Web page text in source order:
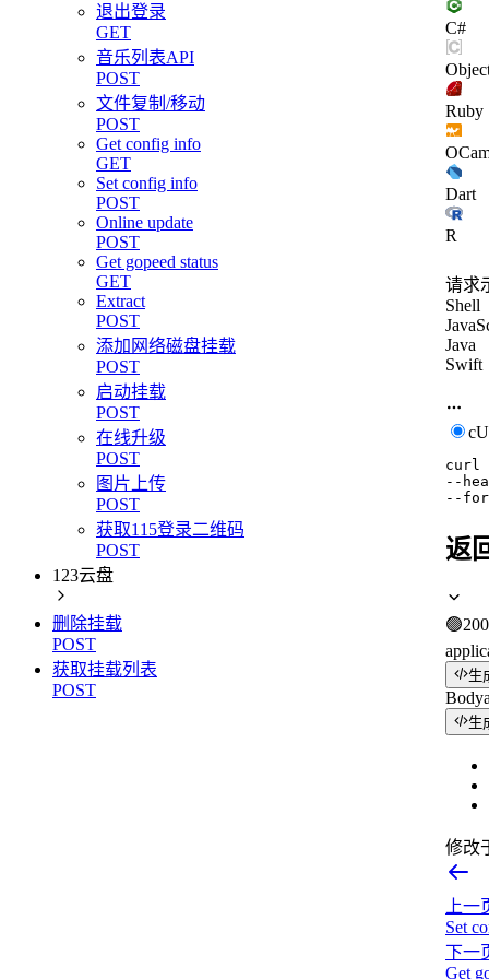
退出登录
GET
音乐列表API
POST
文件复制/移动
POST
Get config info
GET
Set config info
POST
Online update
POST
Get gopeed status
GET
Extract
POST
添加网络磁盘挂载
POST
启动挂载
POST
在线升级
POST
图片上传
POST
获取115登录二维码
POST
123云盘
删除挂载
POST
获取挂载列表
POST
C#
Ruby
Dart
R
请求
Shell
Java
Swift
curl
--
--
返
🟢200
生
Body
生
修改
上一
Set
下一
Get